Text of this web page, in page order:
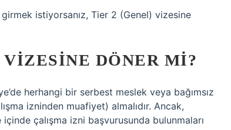
girmek istiyorsanız, Tier 2 (Genel) vizesine
DÖNER MI?
herhangi bir serbest meslek veya bağımsız
izninden muafiyet) almalıdır. Ancak,
çalışma izni başvurusunda bulunmaları